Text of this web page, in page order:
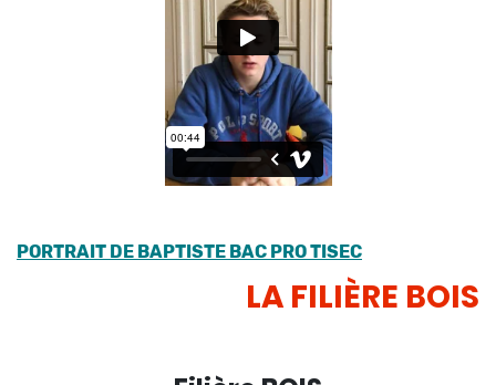
PORTRAIT DE BAPTISTE BAC PRO TISEC
LA FILIÈRE BOIS